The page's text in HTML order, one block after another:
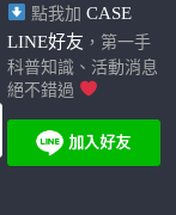
點我加 CASE
LINE好友 ，第一手
科普知識、活動消息
絕不錯過